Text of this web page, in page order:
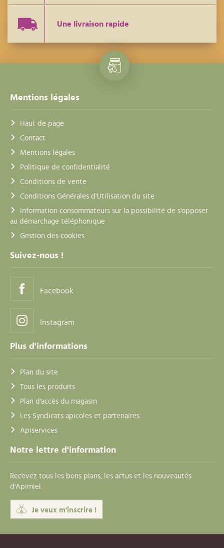
Une livraison rapide
Mentions légales
Haut de page
Contact
Mentions légales
Politique de confidentialité
Conditions de vente
Conditions Générales d'Utilisation du site
Information consommateurs sur la possibilité de s'opposer
au démarchage téléphonique
Gestion des cookies
Suivez-nous !
Facebook
Instagram
Plus d'informations
Plan du site
Tous les produits
Plan d'accès du magasin
Les Syndicats apicoles et partenaires
Apiservices
Notre lettre d'information
Recevez tous les bons plans, les actus et les nouveautés
d'Apimiel.
Je veux m'inscrire !